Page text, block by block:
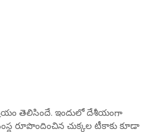
తెలిసిందే. ఇందులో దేశీయంగా
చుక్కల టీకాకు కూడా